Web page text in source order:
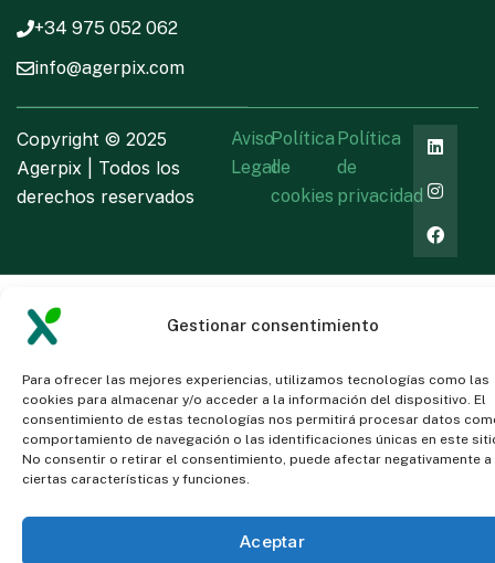
Gestionar consentimiento
Para ofrecer las mejores experiencias, utilizamos tecnologías como las
cookies para almacenar y/o acceder a la información del dispositivo. El
consentimiento de estas tecnologías nos permitirá procesar datos
comportamiento de navegación o las identificaciones únicas en este
No consentir o retirar el consentimiento, puede afectar negativamente a
ciertas características y funciones.
Aceptar
+34 975 052 062
info@agerpix.com
Copyright © 2025
Agerpix | Todos los
derechos reservados
Aviso
Legal
Política
de
cookies
Política
de
privacidad